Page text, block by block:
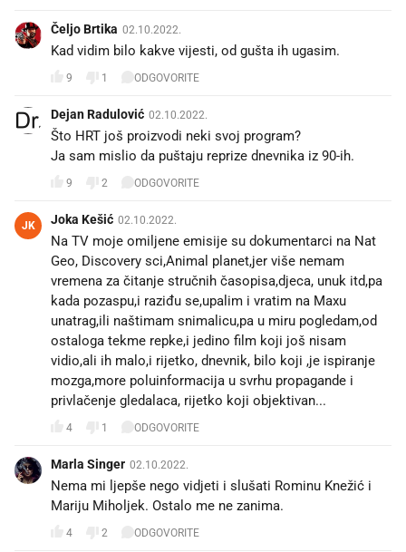
Čeljo Brtika 02.10.2022.
Kad vidim bilo kakve vijesti, od gušta ih ugasim.
9 1 ODGOVORITE
Dejan Radulović 02.10.2022.
Što HRT još proizvodi neki svoj program?
Ja sam mislio da puštaju reprize dnevnika iz 90-ih.
9 2 ODGOVORITE
JK Joka Kešić 02.10.2022.
Na TV moje omiljene emisije su dokumentarci na Nat
Geo, Discovery sci,Animal planet,jer više nemam
vremena za čitanje stručnih časopisa,djeca, unuk itd,pa
kada pozaspu,i raziđu se,upalim i vratim na Maxu
unatrag,ili naštimam snimalicu,pa u miru pogledam,od
ostaloga tekme repke,i jedino film koji još nisam
vidio,ali ih malo,i rijetko, dnevnik, bilo koji ,je ispiranje
mozga,more poluinformacija u svrhu propagande i
privlačenje gledalaca, rijetko koji objektivan...
4 1 ODGOVORITE
Marla Singer 02.10.2022.
Nema mi ljepše nego vidjeti i slušati Rominu Knežić i
Mariju Miholjek. Ostalo me ne zanima.
4 2 ODGOVORITE